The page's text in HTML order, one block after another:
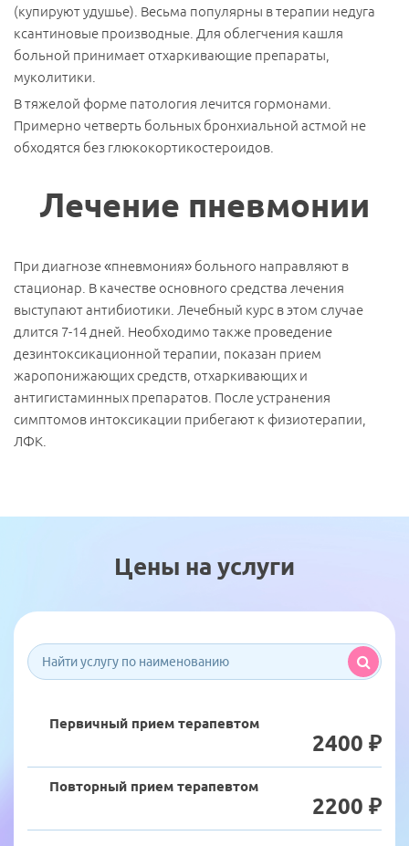
(купируют удушье). Весьма популярны в терапии недуга
ксантиновые производные. Для облегчения кашля
больной принимает отхаркивающие препараты,
муколитики.
В тяжелой форме патология лечится гормонами.
Примерно четверть больных бронхиальной астмой не
обходятся без глюкокортикостероидов.
Лечение пневмонии
При диагнозе «пневмония» больного направляют в
стационар. В качестве основного средства лечения
выступают антибиотики. Лечебный курс в этом случае
длится 7-14 дней. Необходимо также проведение
дезинтоксикационной терапии, показан прием
жаропонижающих средств, отхаркивающих и
антигистаминных препаратов. После устранения
симптомов интоксикации прибегают к физиотерапии,
ЛФК.
Цены на услуги
Первичный прием терапевтом
2400 ₽
Повторный прием терапевтом
2200 ₽
Лечение заболеваний органов
дыхания
Ф.И.О.*
Записаться на прием
Мы свяжемся с Вами и подберем удобное время для